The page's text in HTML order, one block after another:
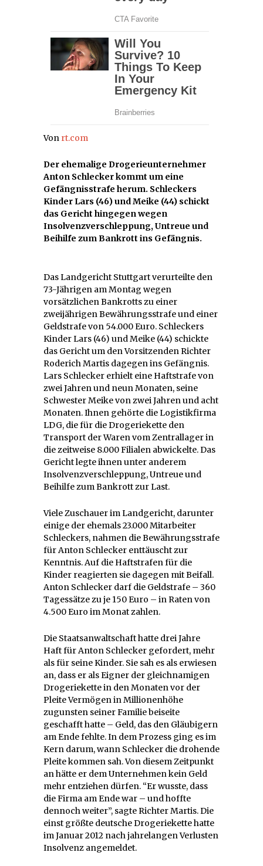
Von rt.com
Der ehemalige Drogerieunternehmer
Anton Schlecker kommt um eine
Gefängnisstrafe herum. Schleckers
Kinder Lars (46) und Meike (44) schickt
das Gericht hingegen wegen
Insolvenzverschleppung, Untreue und
Beihilfe zum Bankrott ins Gefängnis.
Das Landgericht Stuttgart verurteilte den
73-Jährigen am Montag wegen
vorsätzlichen Bankrotts zu einer
zweijährigen Bewährungsstrafe und einer
Geldstrafe von 54.000 Euro. Schleckers
Kinder Lars (46) und Meike (44) schickte
das Gericht um den Vorsitzenden Richter
Roderich Martis dagegen ins Gefängnis.
Lars Schlecker erhielt eine Haftstrafe von
zwei Jahren und neun Monaten, seine
Schwester Meike von zwei Jahren und acht
Monaten. Ihnen gehörte die Logistikfirma
LDG, die für die Drogeriekette den
Transport der Waren vom Zentrallager in
die zeitweise 8.000 Filialen abwickelte. Das
Gericht legte ihnen unter anderem
Insolvenzverschleppung, Untreue und
Beihilfe zum Bankrott zur Last.
Viele Zuschauer im Landgericht, darunter
einige der ehemals 23.000 Mitarbeiter
Schleckers, nahmen die Bewährungsstrafe
für Anton Schlecker enttäuscht zur
Kenntnis. Auf die Haftstrafen für die
Kinder reagierten sie dagegen mit Beifall.
Anton Schlecker darf die Geldstrafe – 360
Tagessätze zu je 150 Euro – in Raten von
4.500 Euro im Monat zahlen.
Die Staatsanwaltschaft hatte drei Jahre
Haft für Anton Schlecker gefordert, mehr
als für seine Kinder. Sie sah es als erwiesen
an, dass er als Eigner der gleichnamigen
Drogeriekette in den Monaten vor der
Pleite Vermögen in Millionenhöhe
zugunsten seiner Familie beiseite
geschafft hatte – Geld, das den Gläubigern
am Ende fehlte. In dem Prozess ging es im
Kern darum, wann Schlecker die drohende
Pleite kommen sah. Von diesem Zeitpunkt
an hätte er dem Unternehmen kein Geld
mehr entziehen dürfen. “Er wusste, dass
die Firma am Ende war – und hoffte
dennoch weiter”, sagte Richter Martis. Die
einst größte deutsche Drogeriekette hatte
im Januar 2012 nach jahrelangen Verlusten
Insolvenz angemeldet.